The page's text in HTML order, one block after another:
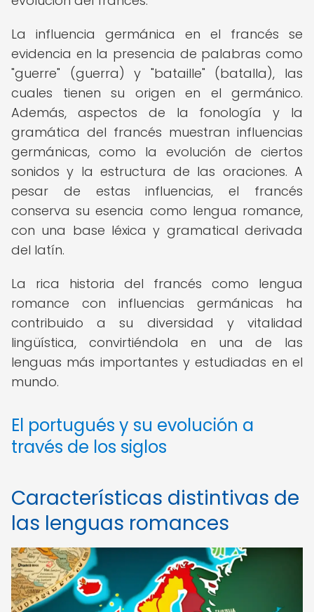
La influencia germánica en el francés se
evidencia en la presencia de palabras como
"guerre" (guerra) y "bataille" (batalla), las
cuales tienen su origen en el germánico.
Además, aspectos de la fonología y la
gramática del francés muestran influencias
germánicas, como la evolución de ciertos
sonidos y la estructura de las oraciones. A
pesar de estas influencias, el francés
conserva su esencia como lengua romance,
con una base léxica y gramatical derivada
del latín.
La rica historia del francés como lengua
romance con influencias germánicas ha
contribuido a su diversidad y vitalidad
lingüística, convirtiéndola en una de las
lenguas más importantes y estudiadas en el
mundo.
El portugués y su evolución a
través de los siglos
Características distintivas de
las lenguas romances